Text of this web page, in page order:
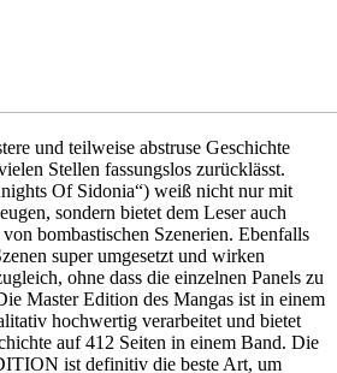
und teilweise abstruse Geschichte
Stellen fassungslos zurücklässt.
Of Sidonia“) weiß nicht nur mit
sondern bietet dem Leser auch
bombastischen Szenerien. Ebenfalls
super umgesetzt und wirken
ohne dass die einzelnen Panels zu
Master Edition des Mangas ist in einem
hochwertig verarbeitet und bietet
auf 412 Seiten in einem Band. Die
ist definitiv die beste Art, um